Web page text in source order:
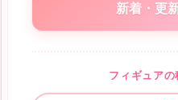
新着・更
フィギュア